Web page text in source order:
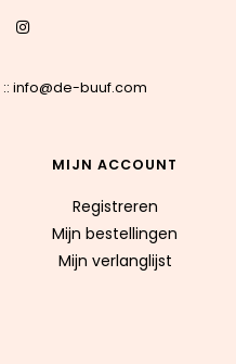
:: info@de-buuf.com
MIJN ACCOUNT
Registreren
Mijn bestellingen
Mijn verlanglijst